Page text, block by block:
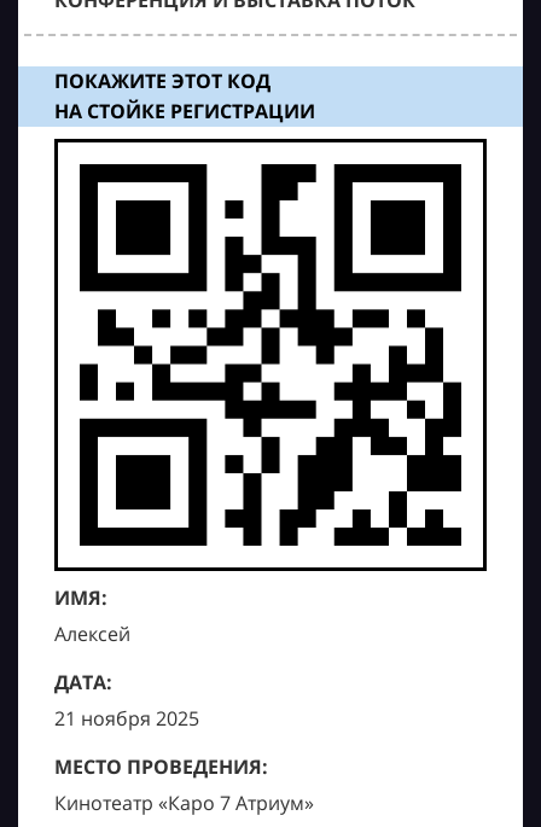
ПОКАЖИТЕ ЭТОТ КОД
НА СТОЙКЕ РЕГИСТРАЦИИ
ИМЯ:
Алексей
ДАТА:
21 ноября 2025
МЕСТО ПРОВЕДЕНИЯ:
Кинотеатр «Каро 7 Атриум»